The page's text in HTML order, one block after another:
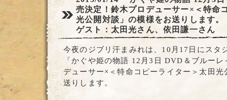
売決定！鈴木プロデューサー×＜特命
光公開対談」の模様をお送りします。
ゲスト：太田光さん、依田謙一さん
今夜のジブリ汗まみれは、10月17日にスタ
「かぐや姫の物語 12月3日 DVD＆ブルー
デューサー×＜特命コピーライター＞太田
送りします。